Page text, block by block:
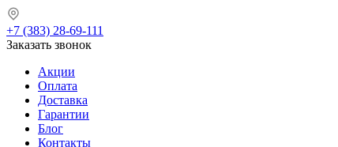
+7 (383) 28-69-111
Заказать звонок
Акции
Оплата
Доставка
Гарантии
Блог
Контакты